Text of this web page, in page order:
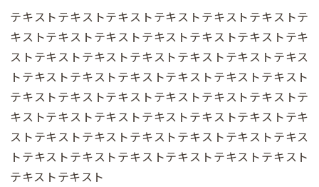
テキストテキストテキストテキストテキストテキストテ
キストテキストテキストテキストテキストテキストテキ
ストテキストテキストテキストテキストテキストテキス
トテキストテキストテキストテキストテキストテキスト
テキストテキストテキストテキストテキストテキストテ
キストテキストテキストテキストテキストテキストテキ
ストテキストテキストテキストテキストテキストテキス
トテキストテキストテキストテキストテキストテキスト
テキストテキスト